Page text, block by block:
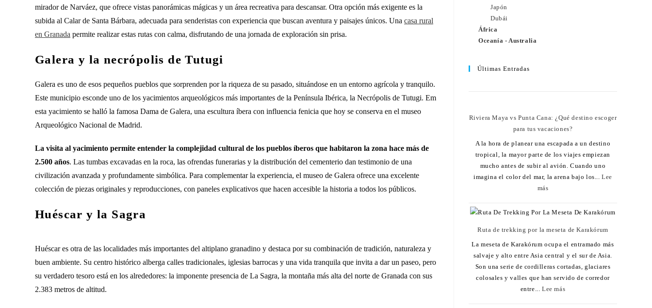
mirador de Narváez, que ofrece vistas panorámicas mágicas y un área recreativa para descansar. Otra opción más exigente es la
subida al Calar de Santa Bárbara, adecuada para senderistas con experiencia que buscan aventura y paisajes únicos. Una casa rural
en Granada permite realizar estas rutas con calma, disfrutando de una jornada de exploración sin prisa.
Galera y la necrópolis de Tutugi
Galera es uno de esos pequeños pueblos que sorprenden por la riqueza de su pasado, situándose en un entorno agrícola y tranquilo.
Este municipio esconde uno de los yacimientos arqueológicos más importantes de la Península Ibérica, la Necrópolis de Tutugi. Em
esta yacimiento se halló la famosa Dama de Galera, una escultura íbera con influencia fenicia que hoy se conserva en el museo
Arqueológico Nacional de Madrid.
La visita al yacimiento permite entender la complejidad cultural de los pueblos íberos que habitaron la zona hace más de
2.500 años. Las tumbas excavadas en la roca, las ofrendas funerarias y la distribución del cementerio dan testimonio de una
civilización avanzada y profundamente simbólica. Para complementar la experiencia, el museo de Galera ofrece una excelente
colección de piezas originales y reproducciones, con paneles explicativos que hacen accesible la historia a todos los públicos.
Huéscar y la Sagra
Huéscar es otra de las localidades más importantes del altiplano granadino y destaca por su combinación de tradición, naturaleza y
buen ambiente. Su centro histórico alberga calles tradicionales, iglesias barrocas y una vida tranquila que invita a dar un paseo, pero
su verdadero tesoro está en los alrededores: la imponente presencia de La Sagra, la montaña más alta del norte de Granada con sus
2.383 metros de altitud.
Japón
Dubái
África
Oceanía - Australia
Últimas Entradas
Riviera Maya vs Punta Cana: ¿Qué destino escoger
para tus vacaciones?
A la hora de planear una escapada a un destino
tropical, la mayor parte de los viajes empiezan
mucho antes de subir al avión. Cuando uno
imagina el color del mar, la arena bajo los...Lee
más
Ruta de trekking por la meseta de Karakórum
La meseta de Karakórum ocupa el entramado más
salvaje y alto entre Asia central y el sur de Asia.
Son una serie de cordilleras cortadas, glaciares
colosales y valles que han servido de corredor
entre...Lee más